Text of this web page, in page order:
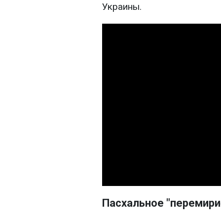
Украины.
Пасхальное